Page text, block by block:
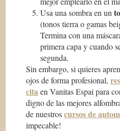
Usa una sombra en un
(tonos tierra o gamas
Termina con una
primera capa y cuando
segunda.
Sin embargo, si quieres
ojos de forma profesional,
citaen Vanitas Espai para
digno de las mejores
de nuestroscursos de
impecable!